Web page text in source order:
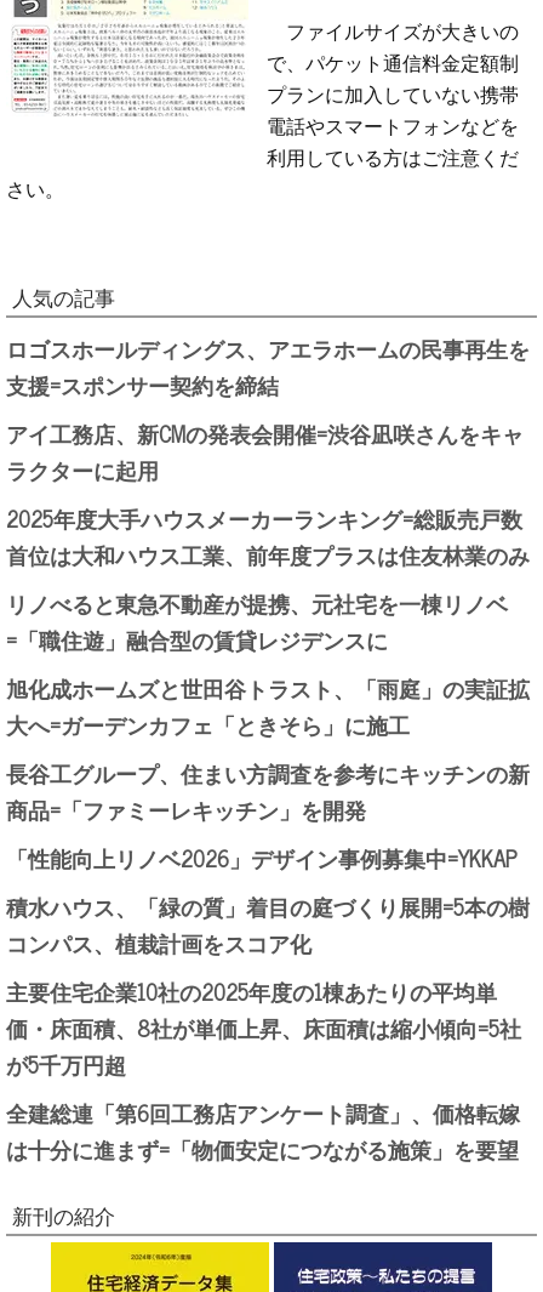
ファイルサイズが大きいの
で、パケット通信料金定額制
プランに加入していない携帯
電話やスマートフォンなどを
利用している方はご注意くだ
さい。
人気の記事
ロゴスホールディングス、アエラホームの民事再生を
支援=スポンサー契約を締結
アイ工務店、新CMの発表会開催=渋谷凪咲さんをキャ
ラクターに起用
2025年度大手ハウスメーカーランキング=総販売戸数
首位は大和ハウス工業、前年度プラスは住友林業のみ
リノべると東急不動産が提携、元社宅を一棟リノベ
=「職住遊」融合型の賃貸レジデンスに
旭化成ホームズと世田谷トラスト、「雨庭」の実証拡
大へ=ガーデンカフェ「ときそら」に施工
長谷工グループ、住まい方調査を参考にキッチンの新
商品=「ファミーレキッチン」を開発
「性能向上リノベ2026」デザイン事例募集中=YKKAP
積水ハウス、「緑の質」着目の庭づくり展開=5本の樹
コンパス、植栽計画をスコア化
主要住宅企業10社の2025年度の1棟あたりの平均単
価・床面積、8社が単価上昇、床面積は縮小傾向=5社
が5千万円超
全建総連「第6回工務店アンケート調査」、価格転嫁
は十分に進まず=「物価安定につながる施策」を要望
新刊の紹介